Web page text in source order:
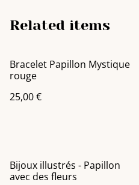
Related items
Bracelet Papillon Mystique
rouge
25,00 €
Bijoux illustrés - Papillon
avec des fleurs